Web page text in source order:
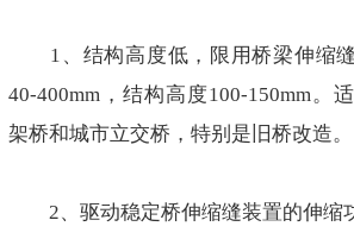
1、结构高度低，限用桥梁伸缩缝
40-400mm，结构高度100-150mm。
架桥和城市立交桥，特别是旧桥改造。
2、驱动稳定桥伸缩缝装置的伸缩